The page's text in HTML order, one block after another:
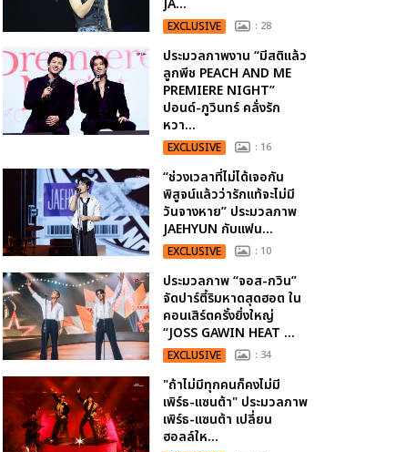
JA...
EXCLUSIVE : 28
ประมวลภาพงาน “มีสติแล้ว
ลูกพีช PEACH AND ME
PREMIERE NIGHT”
ปอนด์-ภูวินทร์ คลั่งรัก
หวา...
EXCLUSIVE : 16
“ช่วงเวลาที่ไม่ได้เจอกัน
พิสูจน์แล้วว่ารักแท้จะไม่มี
วันจางหาย” ประมวลภาพ
JAEHYUN กับแฟน...
EXCLUSIVE : 10
ประมวลภาพ “จอส-กวิน”
จัดปาร์ตี้ริมหาดสุดฮอต ใน
คอนเสิร์ตครั้งยิ่งใหญ่
“JOSS GAWIN HEAT ...
EXCLUSIVE : 34
"ถ้าไม่มีทุกคนก็คงไม่มี
เพิร์ธ-แซนต้า" ประมวลภาพ
เพิร์ธ-แซนต้า เปลี่ยน
ฮอลล์ให...